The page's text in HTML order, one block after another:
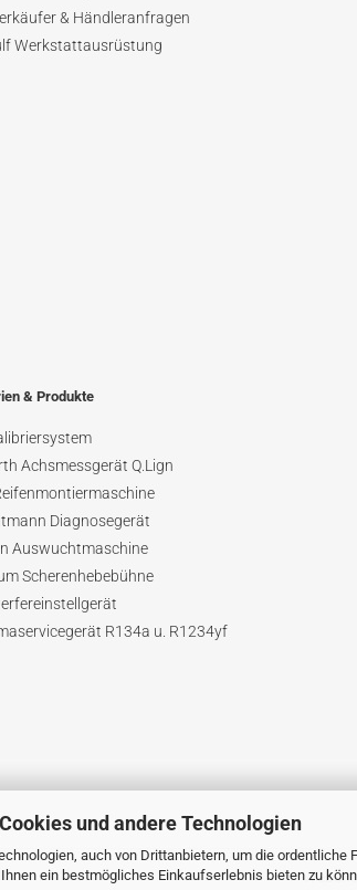
und andere Technologien
auch von Drittanbietern, um die
ein bestmögliches Einkaufserlebnis bieten zu
& Händleranfragen
Werkstattausrüstung
& Produkte
Achsmessgerät Q.Lign
Diagnosegerät
Auswuchtmaschine
Scherenhebebühne
R134a u. R1234yf